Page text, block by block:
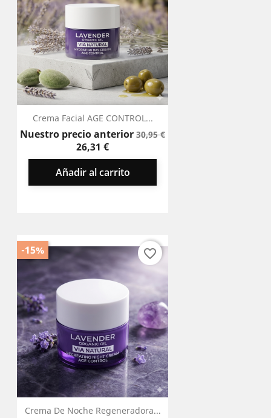
Crema Facial AGE CONTROL...
Nuestro precio anteriorPrecio
30,95 €Precio
26,31 €
Añadir al carrito
Crema De Noche Regeneradora...
-15% favorite_border